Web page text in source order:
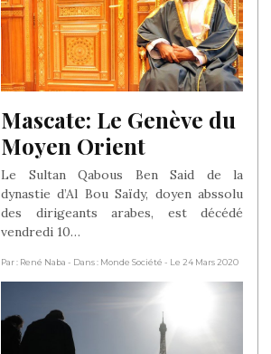
Mascate: Le Genève du
Moyen Orient
Le Sultan Qabous Ben Said de la
dynastie d’Al Bou Saïdy, doyen abssolu
des dirigeants arabes, est décédé
vendredi 10…
Par : René Naba - Dans : Monde Société - Le 24 Mars 2020